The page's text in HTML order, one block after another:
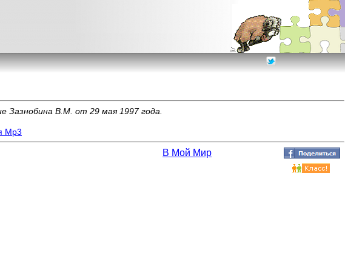
Зазнобина В.М. от 29 мая 1997 года.
Mp3
В Мой Мир